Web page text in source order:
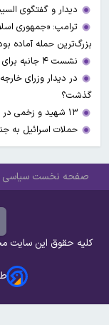
دیدار و گفتگوی
ترامپ: «جمهوری
بزرگ‌ترین حمله آماده
نشست ۴ جانبه برای بررسی امنیت منطقه برگزار شد
در دیدار وزرای
گذشت؟
۱۳ شهید و زخمی در حمله تل آویو به تبنین؛ جنوب لبنان گلوله باران شد
حملات اسرائیل به
صفحه نخست سیاسی
کلیه حقوق این سایت